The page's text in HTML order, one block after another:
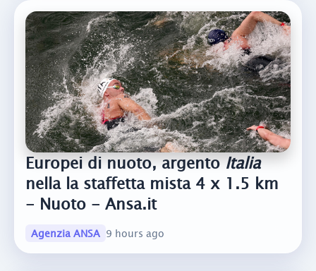
Europei di nuoto, argentoItalia
nella la staffetta mista 4 x 1.5 km
- Nuoto - Ansa.it
Agenzia ANSA 9 hours ago